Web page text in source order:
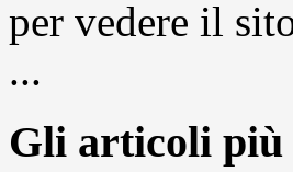
per vedere il
...
Gli articoli